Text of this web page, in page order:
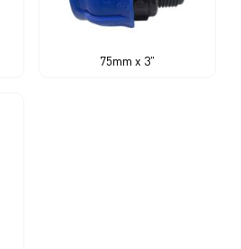
75mm x 3"